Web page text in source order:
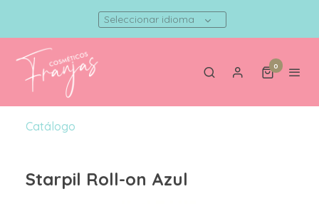
Seleccionar idioma
0
Catálogo
Starpil Roll-on Azul